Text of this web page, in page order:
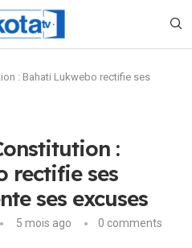
: Bahati Lukwebo rectifie ses
:
rectifie ses
ses excuses
5 mois ago 0 comments